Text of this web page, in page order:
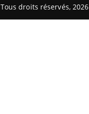
Tous droits réservés, 2026